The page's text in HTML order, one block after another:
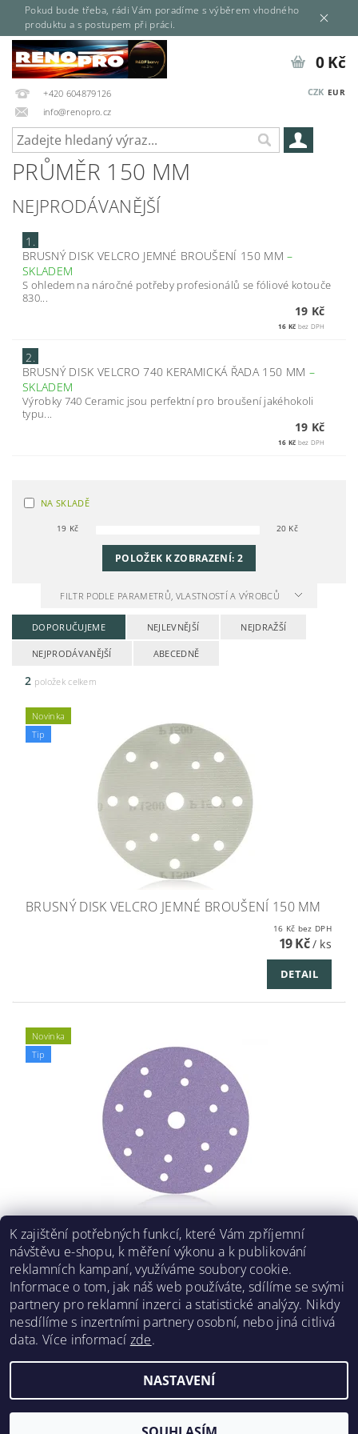
Pokud bude třeba, rádi Vám poradíme s výběrem vhodného
produktu a s postupem při práci.
+420 604879126
info@renopro.cz
CZK EUR
0 Kč
PRŮMĚR 150 MM
NEJPRODÁVANĚJŠÍ
1.
BRUSNÝ DISK VELCRO JEMNÉ BROUŠENÍ 150 MM–
SKLADEM
S ohledem na náročné potřeby profesionálů se fóliové kotouče
830...
19 Kč
16 Kč bez DPH
2.
BRUSNÝ DISK VELCRO 740 KERAMICKÁ ŘADA 150 MM –
SKLADEM
Výrobky 740 Ceramic jsou perfektní pro broušení jakéhokoli
typu...
19 Kč
16 Kč bez DPH
NA SKLADĚ
19 Kč 20 Kč
POLOŽEK K ZOBRAZENÍ: 2
FILTR PODLE PARAMETRŮ, VLASTNOSTÍ A VÝROBCŮ
DOPORUČUJEME NEJLEVNĚJŠÍ NEJDRAŽŠÍ
NEJPRODÁVANĚJŠÍ ABECEDNĚ
2 položek celkem
Novinka
Tip
BRUSNÝ DISK VELCRO JEMNÉ BROUŠENÍ 150 MM
16 Kč bez DPH
19 Kč/ ks
DETAIL
Novinka
Tip
BRUSNÝ DISK VELCRO 740 KERAMICKÁ ŘADA 150
MM
19 Kč / ks
DETAIL
2026 ©RENOPRO, všechna práva vyhrazena
Vytvořil Shoptet
K zajištění potřebných funkcí, které Vám zpříjemní
návštěvu e-shopu, k měření výkonu a k publikování
reklamních kampaní, využíváme soubory cookie.
Informace o tom, jak náš web používáte, sdílíme se svými
partnery pro reklamní inzerci a statistické analýzy. Nikdy
nesdílíme s inzertními partnery osobní, nebo jiná citlivá
data. Více informací zde.
NASTAVENÍ